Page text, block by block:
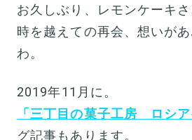
お久しぶり、レモンケーキさ
時を越えての再会、想いが
わ。
2019年11月に。
「三丁目の菓子工房 ロシ
グ記事もあります。